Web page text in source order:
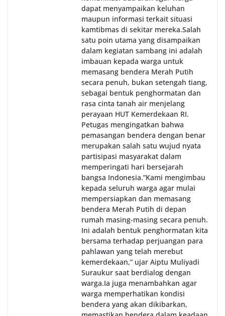
dapat menyampaikan keluhan
maupun informasi terkait situasi
kamtibmas di sekitar mereka.‎‎‎Salah
satu poin utama yang disampaikan
dalam kegiatan sambang ini adalah
imbauan kepada warga untuk
memasang bendera Merah Putih
secara penuh, bukan setengah tiang,
sebagai bentuk penghormatan dan
rasa cinta tanah air menjelang
perayaan HUT Kemerdekaan RI.
Petugas mengingatkan bahwa
pemasangan bendera dengan benar
merupakan salah satu wujud nyata
partisipasi masyarakat dalam
memperingati hari bersejarah
bangsa Indonesia.‎‎”Kami mengimbau
kepada seluruh warga agar mulai
mempersiapkan dan memasang
bendera Merah Putih di depan
rumah masing-masing secara penuh.
Ini adalah bentuk penghormatan kita
bersama terhadap perjuangan para
pahlawan yang telah merebut
kemerdekaan,” ujar Aiptu Muliyadi
Suraukur saat berdialog dengan
warga.‎‎Ia juga menambahkan agar
warga memperhatikan kondisi
bendera yang akan dikibarkan,